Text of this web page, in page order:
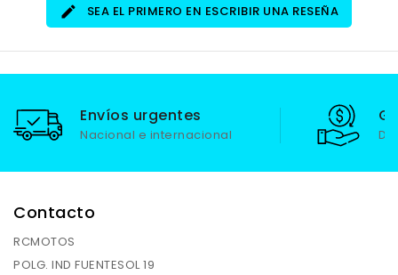
SEA EL PRIMERO EN ESCRIBIR UNA RESEÑA
Envíos urgentes
Nacional e internacional
Contacto
RCMOTOS
POLG. IND FUENTESOL 19